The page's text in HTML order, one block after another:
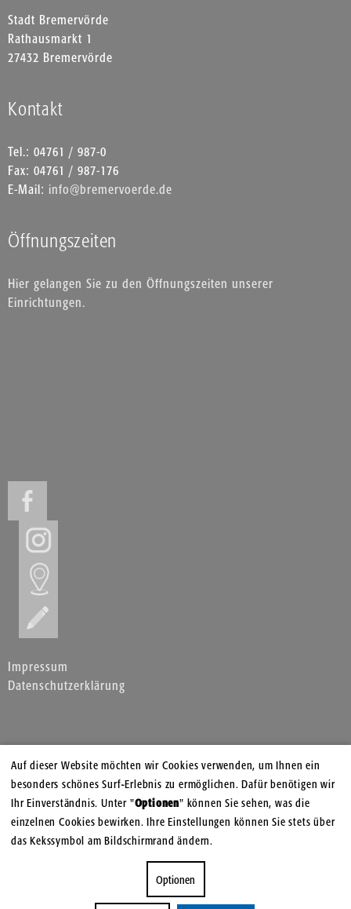
Stadt Bremervörde
Rathausmarkt 1
27432 Bremervörde
Kontakt
Tel.: 04761 / 987-0
Fax: 04761 / 987-176
E-Mail: info@bremervoerde.de
Öffnungszeiten
Hier gelangen Sie zu den Öffnungszeiten unserer
Einrichtungen.
Impressum
Datenschutzerklärung
Auf dieser Website möchten wir Cookies verwenden, um Ihnen ein
besonders schönes Surf-Erlebnis zu ermöglichen. Dafür benötigen wir
Ihr Einverständnis. Unter "Optionen" können Sie sehen, was die
einzelnen Cookies bewirken. Ihre Einstellungen können Sie stets über
das Kekssymbol am Bildschirmrand ändern.
Optionen